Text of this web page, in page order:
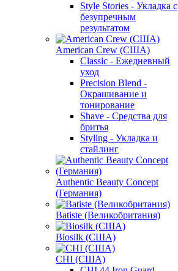
Style Stories - Укладка с
безупречным
результатом
American Crew (США)
Classic - Ежедневный
уход
Precision Blend -
Окрашивание и
тонирование
Shave - Средства для
бритья
Styling - Укладка и
стайлинг
Authentic Beauty Concept
(Германия)
Batiste (Великобритания)
Biosilk (США)
CHI (США)